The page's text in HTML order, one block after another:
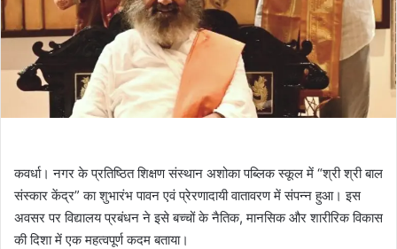
कवर्धा। नगर के प्रतिष्ठित शिक्षण संस्थान अशोका पब्लिक स्कूल में “श्री श्री बाल
संस्कार केंद्र” का शुभारंभ पावन एवं प्रेरणादायी वातावरण में संपन्न हुआ। इस
अवसर पर विद्यालय प्रबंधन ने इसे बच्चों के नैतिक, मानसिक और शारीरिक विकास
की दिशा में एक महत्वपूर्ण कदम बताया।